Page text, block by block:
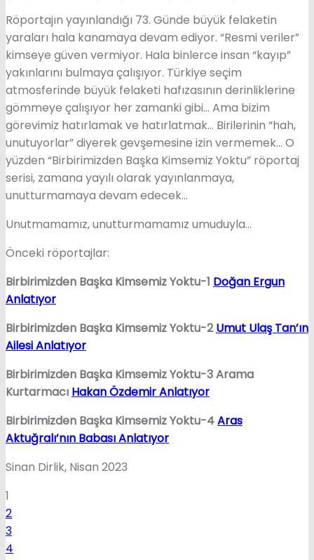
Röportajın yayınlandığı 73. Günde büyük felaketin
yaraları hala kanamaya devam ediyor. “Resmi veriler”
kimseye güven vermiyor. Hala binlerce insan “kayıp”
yakınlarını bulmaya çalışıyor. Türkiye seçim
atmosferinde büyük felaketi hafızasının derinliklerine
gömmeye çalışıyor her zamanki gibi… Ama bizim
görevimiz hatırlamak ve hatırlatmak… Birilerinin “hah,
unutuyorlar” diyerek gevşemesine izin vermemek… O
yüzden “Birbirimizden Başka Kimsemiz Yoktu” röportaj
serisi, zamana yayılı olarak yayınlanmaya,
unutturmamaya devam edecek…
Unutmamamız, unutturmamamız umuduyla…
Önceki röportajlar:
Birbirimizden Başka Kimsemiz Yoktu-1 Doğan Ergun
Anlatıyor
Birbirimizden Başka Kimsemiz Yoktu-2Umut Ulaş Tan’ın
Ailesi Anlatıyor
Birbirimizden Başka Kimsemiz Yoktu-3 Arama
Kurtarmacı Hakan Özdemir Anlatıyor
Birbirimizden Başka Kimsemiz Yoktu-4Aras
Aktuğralı’nın Babası Anlatıyor
Sinan Dirlik, Nisan 2023
1
2
3
4